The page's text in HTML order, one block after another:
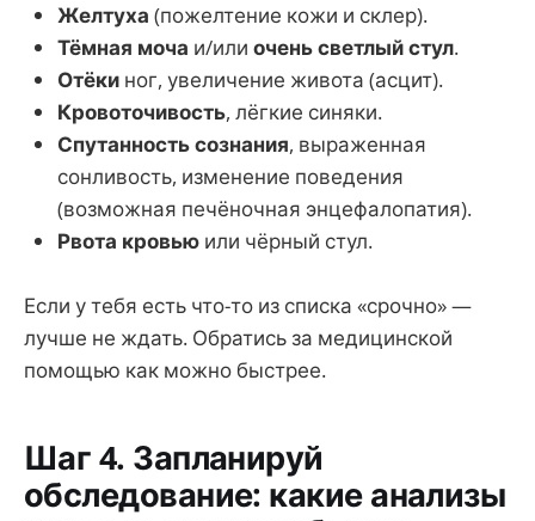
Желтуха (пожелтение кожи и склер).
Тёмная моча и/или очень светлый стул.
Отёки ног, увеличение живота (асцит).
Кровоточивость, лёгкие синяки.
Спутанность сознания, выраженная
сонливость, изменение поведения
(возможная печёночная энцефалопатия).
Рвота кровью или чёрный стул.
Если у тебя есть что-то из списка «срочно» —
лучше не ждать. Обратись за медицинской
помощью как можно быстрее.
Шаг 4. Запланируй
обследование: какие анализы